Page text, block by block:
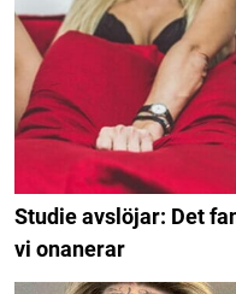
Studie avslöjar: Det
vi onanerar